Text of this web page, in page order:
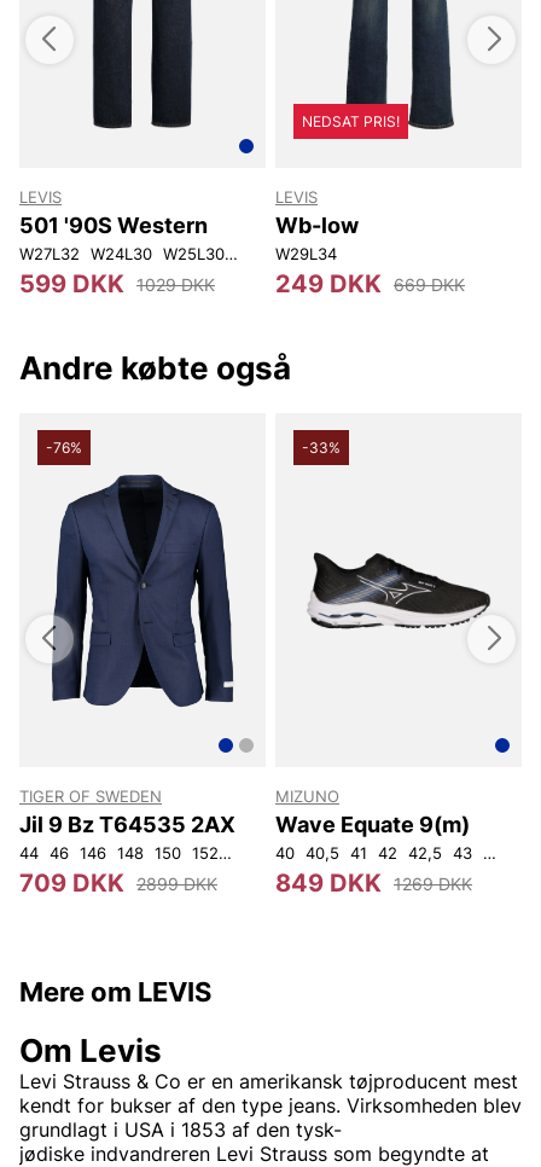
LEVIS
501 '90S Western
W27L32 W24L30 W25L30 W25L32 W26L30
599 DKK 1029 DKK
NEDSAT PRIS!
LEVIS
Wb-low
W29L34
249 DKK 669 DKK
Andre købte også
-76%
TIGER OF SWEDEN
Jil 9 Bz T64535 2AX
44 46 146 148 150 152 92 96 100 104 108
709 DKK 2899 DKK
-33%
MIZUNO
Wave Equate 9(m)
40 40,5 41 42 42,5 43 44
849 DKK 1269 DKK
Mere om LEVIS
Om Levis
Levi Strauss & Co er en amerikansk tøjproducent mest
kendt for bukser af den type jeans. Virksomheden blev
grundlagt i USA i 1853 af den tysk-
jødiske indvandreren Levi Strauss som begyndte at